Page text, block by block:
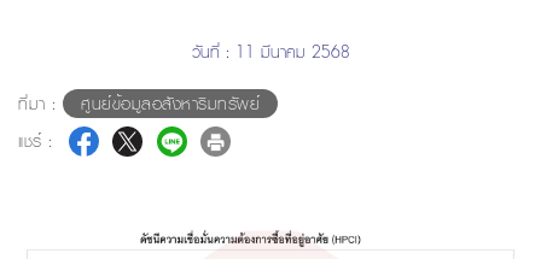
วันที่ : 11 มีนาคม 2568
ที่มา :
ศูนย์ข้อมูลอสังหาริมทรัพย์
แชร์ :